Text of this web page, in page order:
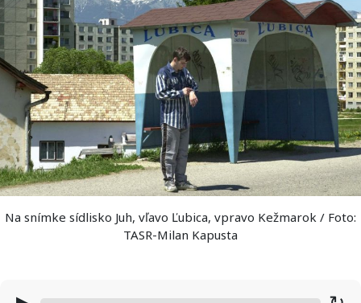
Na snímke sídlisko Juh, vľavo Ľubica, vpravo Kežmarok / Foto:
TASR-Milan Kapusta